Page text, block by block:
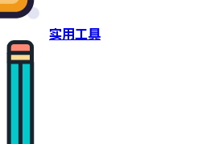
实用工具